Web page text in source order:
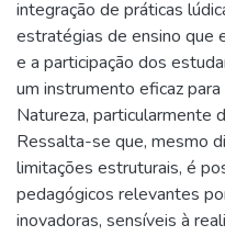
integração de práticas
estratégias de ensino que
e a participação dos
um instrumento eficaz
Natureza, particularmente
Ressalta-se que, mesmo
limitações estruturais, é
pedagógicos relevantes
inovadoras, sensíveis à